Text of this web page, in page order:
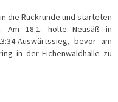
die Rückrunde und starteten
18.1. holte Neusäß in
Auswärtssieg, bevor am
in der Eichenwaldhalle zu